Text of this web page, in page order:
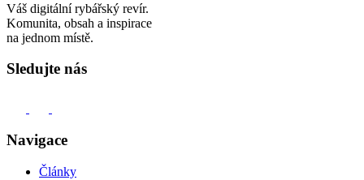
Váš digitální rybářský revír.
Komunita, obsah a inspirace
na jednom místě.
Sledujte nás
Navigace
Články